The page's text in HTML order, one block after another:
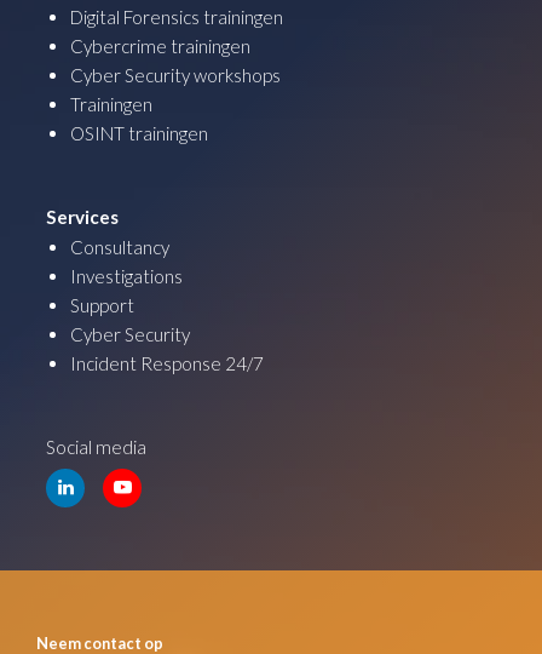
Digital Forensics trainingen
Cybercrime trainingen
Cyber Security workshops
Trainingen
OSINT trainingen
Services
Consultancy
Investigations
Support
Cyber Security
Incident Response 24/7
Social media
Neem contact op